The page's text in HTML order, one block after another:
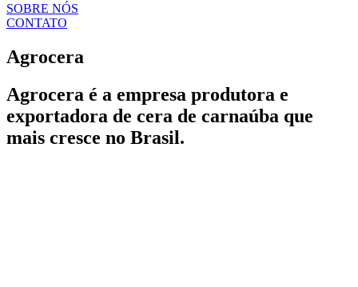
SOBRE NÓS
CONTATO
Agrocera
Agrocera é a empresa produtora e
exportadora de cera de carnaúba que
mais cresce no Brasil.